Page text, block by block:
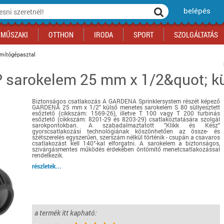
belépés
Sport akciók
MŰSZAKI OTTHON
Építkezés
Iskolakezdés, papír, írószer
Háziállatok
Bébi
Gyógyászati segédeszköz
Biztonságtechnika
Ünnepi dekoráció
Fűtés
Autó
Ingatlan
IRODA
Regisztrálj az oldalunkra INGYEN itt ››
SPORT
Fitneszközpont
Motor
SZOLGÁLTATÁS
parkolás
sarokelem 25 mm x 1/2&quot;
Biztonságos csatlakozás A GARDENA Sprinklersystem részét képező
GARDENA 25 mm x 1/2" külső menetes sarokelem S 80 süllyesztett
esőztető (cikkszám: 1569-26), illetve T 100 vagy T 200 turbinás
esőztető (cikkszám: 8201-29 és 8203-29) csatlakoztatására szolgál
sarokpontokban. A szabadalmaztatott "Klikk és Kész"
gyorscsatlakozási technológiának köszönhetően az össze- és
szétszerelés egyszerűen, szerszám nélkül történik - csupán a csavaros
csatlakozást kell 140°-kal elforgatni. A sarokelem a biztonságos,
szivárgásmentes működés érdekében öntömítő menetcsatlakozással
rendelkezik.
részletek...
a termék itt kapható: